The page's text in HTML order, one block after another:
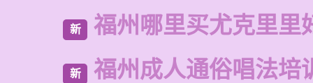
新 福州哪里买尤克里里
新 福州成人通俗唱法培